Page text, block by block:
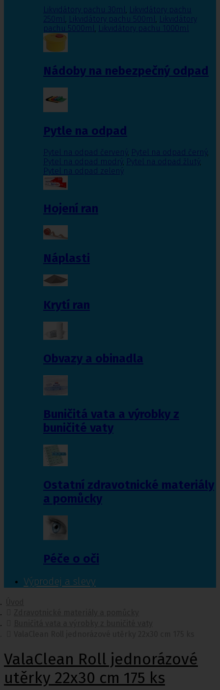
Likvidátory pachu 30ml, Likvidátory pachu
250ml, Likvidátory pachu 500ml, Likvidátory
pachu 5000ml, Likvidátory pachu 1000ml
Nádoby na nebezpečný odpad
Pytle na odpad
Pytel na odpad červený, Pytel na odpad černý,
Pytel na odpad modrý, Pytel na odpad žlutý,
Pytel na odpad zelený
Hojení ran
Náplasti
Krytí ran
Obvazy a obinadla
Buničitá vata a výrobky z
buničité vaty
Ostatní zdravotnické materiály
a pomůcky
Péče o oči
Výprodej a slevy
ValaClean Roll jednorázové
utěrky 22x30 cm 175 ks